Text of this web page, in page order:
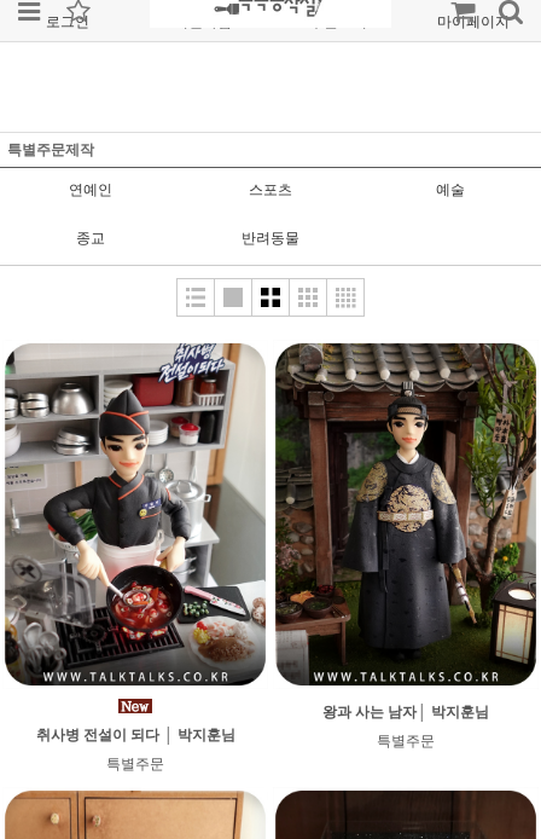
로그인 주문조회 마이페이지
특별주문제작
연예인 스포츠 예술
종교 반려동물
취사병 전설이 되다 │ 박지훈님
특별주문
왕과 사는 남자│ 박지훈님
특별주문